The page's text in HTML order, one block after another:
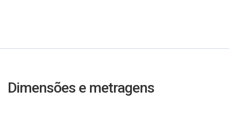
Dimensões e metragens